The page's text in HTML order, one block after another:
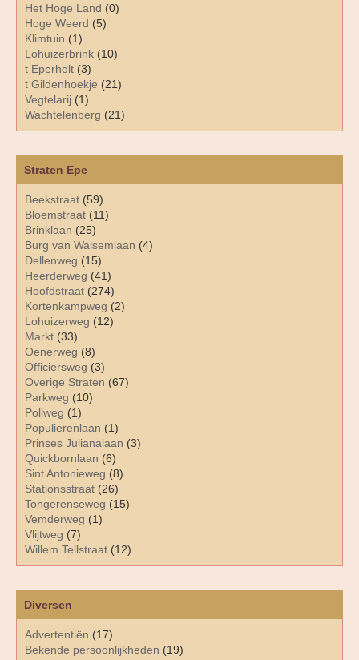
Diversen
Advertentiën (17)
Bekende persoonlijkheden (19)
Straten Epe
Beekstraat (59)
Bloemstraat (11)
Brinklaan (25)
Burg van Walsemlaan (4)
Dellenweg (15)
Heerderweg (41)
Hoofdstraat (274)
Kortenkampweg (2)
Lohuizerweg (12)
Markt (33)
Oenerweg (8)
Officiersweg (3)
Overige Straten (67)
Parkweg (10)
Pollweg (1)
Populierenlaan (1)
Prinses Julianalaan (3)
Quickbornlaan (6)
Sint Antonieweg (8)
Stationsstraat (26)
Tongerenseweg (15)
Vemderweg (1)
Vlijtweg (7)
Willem Tellstraat (12)
Het Hoge Land (0)
Hoge Weerd (5)
Klimtuin (1)
Lohuizerbrink (10)
t Eperholt (3)
t Gildenhoekje (21)
Vegtelarij (1)
Wachtelenberg (21)